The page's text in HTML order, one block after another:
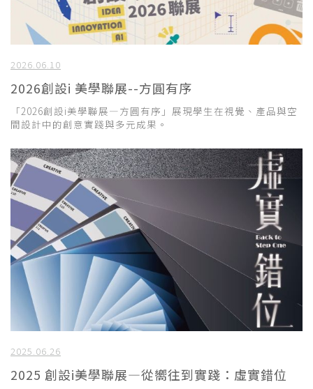
2026.06.10
2026創設i 美學聯展--方圓有序
「2026創設i美學聯展—方圓有序」展現學生在視覺、產品與空
間設計中的創意實踐與多元成果。
2025.06.26
2025 創設i美學聯展—從嚮往到實踐：虛實錯位